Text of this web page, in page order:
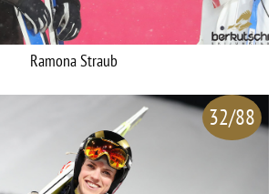
Ramona Straub
32/88